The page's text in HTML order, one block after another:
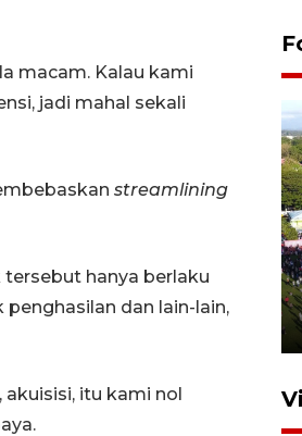
macam. Kalau kami
jadi mahal sekali
streamlining
hanya berlaku
penghasilan dan lain-lain,
, akuisisi, itu kami nol
INDONESIA DI